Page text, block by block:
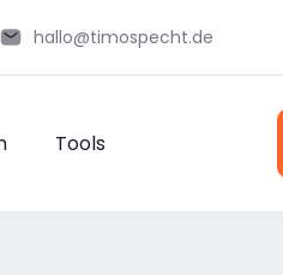
hallo@timospecht.de
Tools